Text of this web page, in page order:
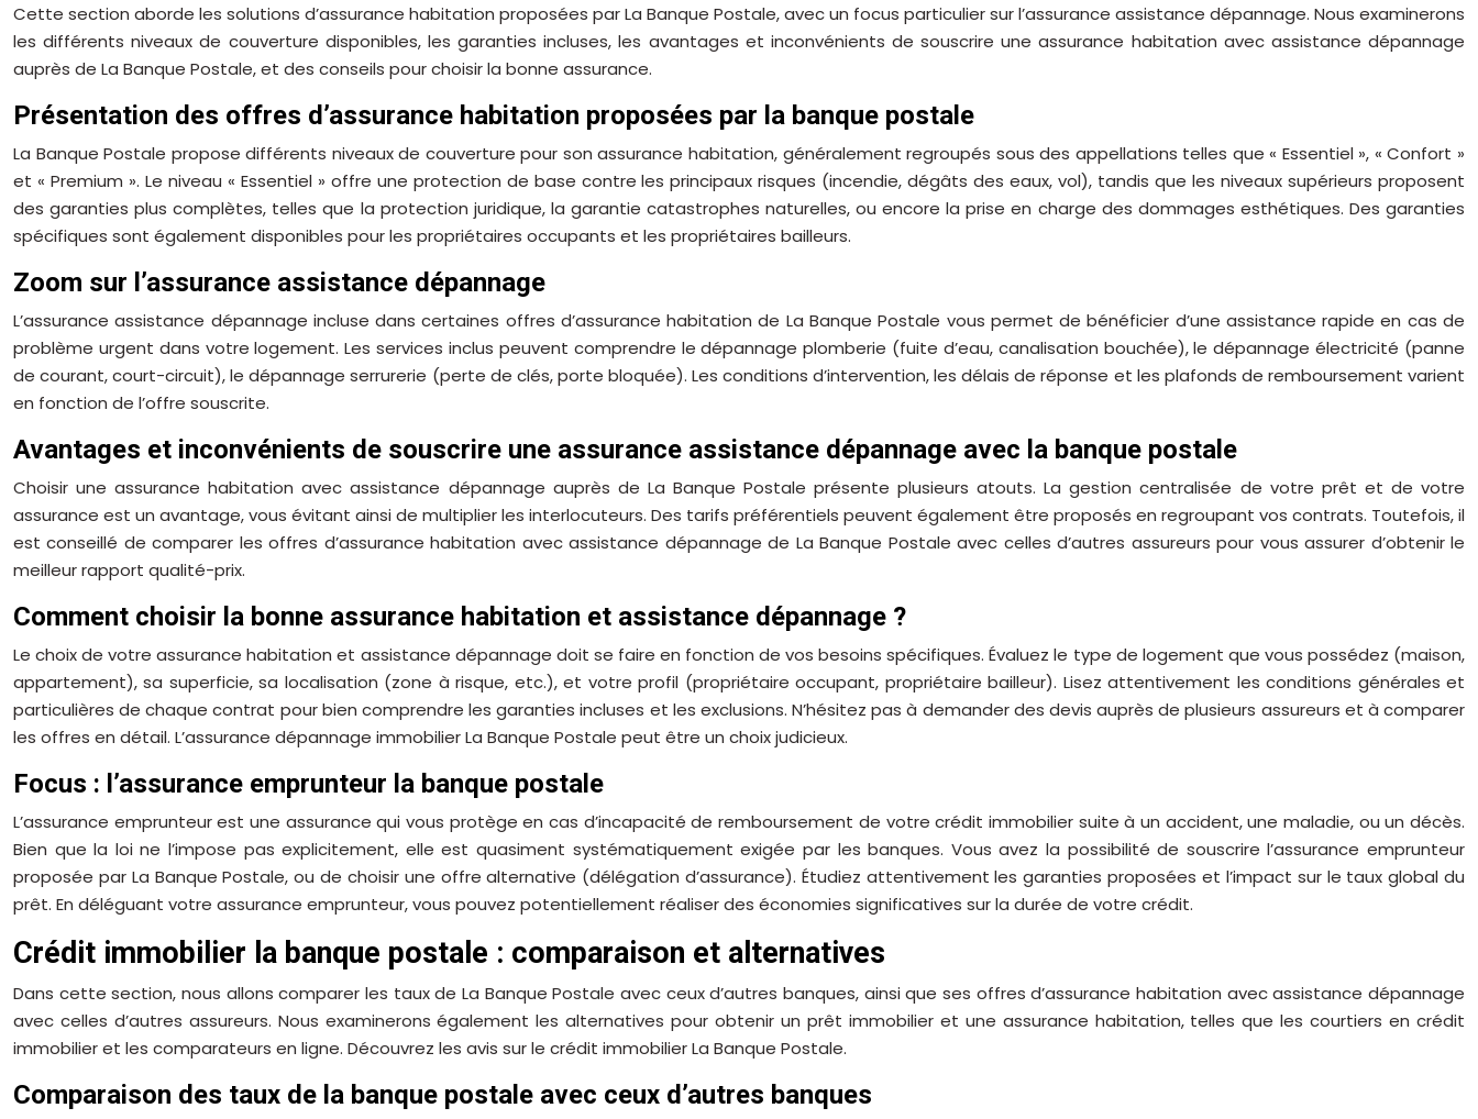
Cette section aborde les solutions d’assurance habitation proposées par La Banque Postale, avec un focus particulier sur l’assurance assistance dépannage. Nous examinerons
les différents niveaux de couverture disponibles, les garanties incluses, les avantages et inconvénients de souscrire une assurance habitation avec assistance dépannage
auprès de La Banque Postale, et des conseils pour choisir la bonne assurance.
Présentation des offres d’assurance habitation proposées par la banque postale
La Banque Postale propose différents niveaux de couverture pour son assurance habitation, généralement regroupés sous des appellations telles que « Essentiel », « Confort »
et « Premium ». Le niveau « Essentiel » offre une protection de base contre les principaux risques (incendie, dégâts des eaux, vol), tandis que les niveaux supérieurs proposent
des garanties plus complètes, telles que la protection juridique, la garantie catastrophes naturelles, ou encore la prise en charge des dommages esthétiques. Des garanties
spécifiques sont également disponibles pour les propriétaires occupants et les propriétaires bailleurs.
Zoom sur l’assurance assistance dépannage
L’assurance assistance dépannage incluse dans certaines offres d’assurance habitation de La Banque Postale vous permet de bénéficier d’une assistance rapide en cas de
problème urgent dans votre logement. Les services inclus peuvent comprendre le dépannage plomberie (fuite d’eau, canalisation bouchée), le dépannage électricité (panne
de courant, court-circuit), le dépannage serrurerie (perte de clés, porte bloquée). Les conditions d’intervention, les délais de réponse et les plafonds de remboursement varient
en fonction de l’offre souscrite.
Avantages et inconvénients de souscrire une assurance assistance dépannage avec la banque postale
Choisir une assurance habitation avec assistance dépannage auprès de La Banque Postale présente plusieurs atouts. La gestion centralisée de votre prêt et de votre
assurance est un avantage, vous évitant ainsi de multiplier les interlocuteurs. Des tarifs préférentiels peuvent également être proposés en regroupant vos contrats. Toutefois, il
est conseillé de comparer les offres d’assurance habitation avec assistance dépannage de La Banque Postale avec celles d’autres assureurs pour vous assurer d’obtenir le
meilleur rapport qualité-prix.
Comment choisir la bonne assurance habitation et assistance dépannage ?
Le choix de votre assurance habitation et assistance dépannage doit se faire en fonction de vos besoins spécifiques. Évaluez le type de logement que vous possédez (maison,
appartement), sa superficie, sa localisation (zone à risque, etc.), et votre profil (propriétaire occupant, propriétaire bailleur). Lisez attentivement les conditions générales et
particulières de chaque contrat pour bien comprendre les garanties incluses et les exclusions. N’hésitez pas à demander des devis auprès de plusieurs assureurs et à comparer
les offres en détail. L’assurance dépannage immobilier La Banque Postale peut être un choix judicieux.
Focus : l’assurance emprunteur la banque postale
L’assurance emprunteur est une assurance qui vous protège en cas d’incapacité de remboursement de votre crédit immobilier suite à un accident, une maladie, ou un décès.
Bien que la loi ne l’impose pas explicitement, elle est quasiment systématiquement exigée par les banques. Vous avez la possibilité de souscrire l’assurance emprunteur
proposée par La Banque Postale, ou de choisir une offre alternative (délégation d’assurance). Étudiez attentivement les garanties proposées et l’impact sur le taux global du
prêt. En déléguant votre assurance emprunteur, vous pouvez potentiellement réaliser des économies significatives sur la durée de votre crédit.
Crédit immobilier la banque postale : comparaison et alternatives
Dans cette section, nous allons comparer les taux de La Banque Postale avec ceux d’autres banques, ainsi que ses offres d’assurance habitation avec assistance dépannage
avec celles d’autres assureurs. Nous examinerons également les alternatives pour obtenir un prêt immobilier et une assurance habitation, telles que les courtiers en crédit
immobilier et les comparateurs en ligne. Découvrez les avis sur le crédit immobilier La Banque Postale.
Comparaison des taux de la banque postale avec ceux d’autres banques